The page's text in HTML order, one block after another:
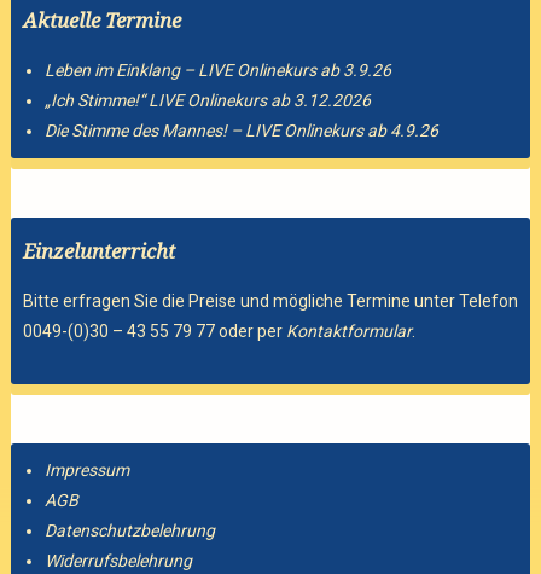
Aktuelle Termine
Leben im Einklang – LIVE Onlinekurs ab 3.9.26
„Ich Stimme!“ LIVE Onlinekurs ab 3.12.2026
Die Stimme des Mannes! – LIVE Onlinekurs ab 4.9.26
Einzelunterricht
Bitte erfragen Sie die Preise und mögliche Termine unter Telefon
0049-(0)30 – 43 55 79 77 oder per Kontaktformular.
Impressum
AGB
Datenschutzbelehrung
Widerrufsbelehrung